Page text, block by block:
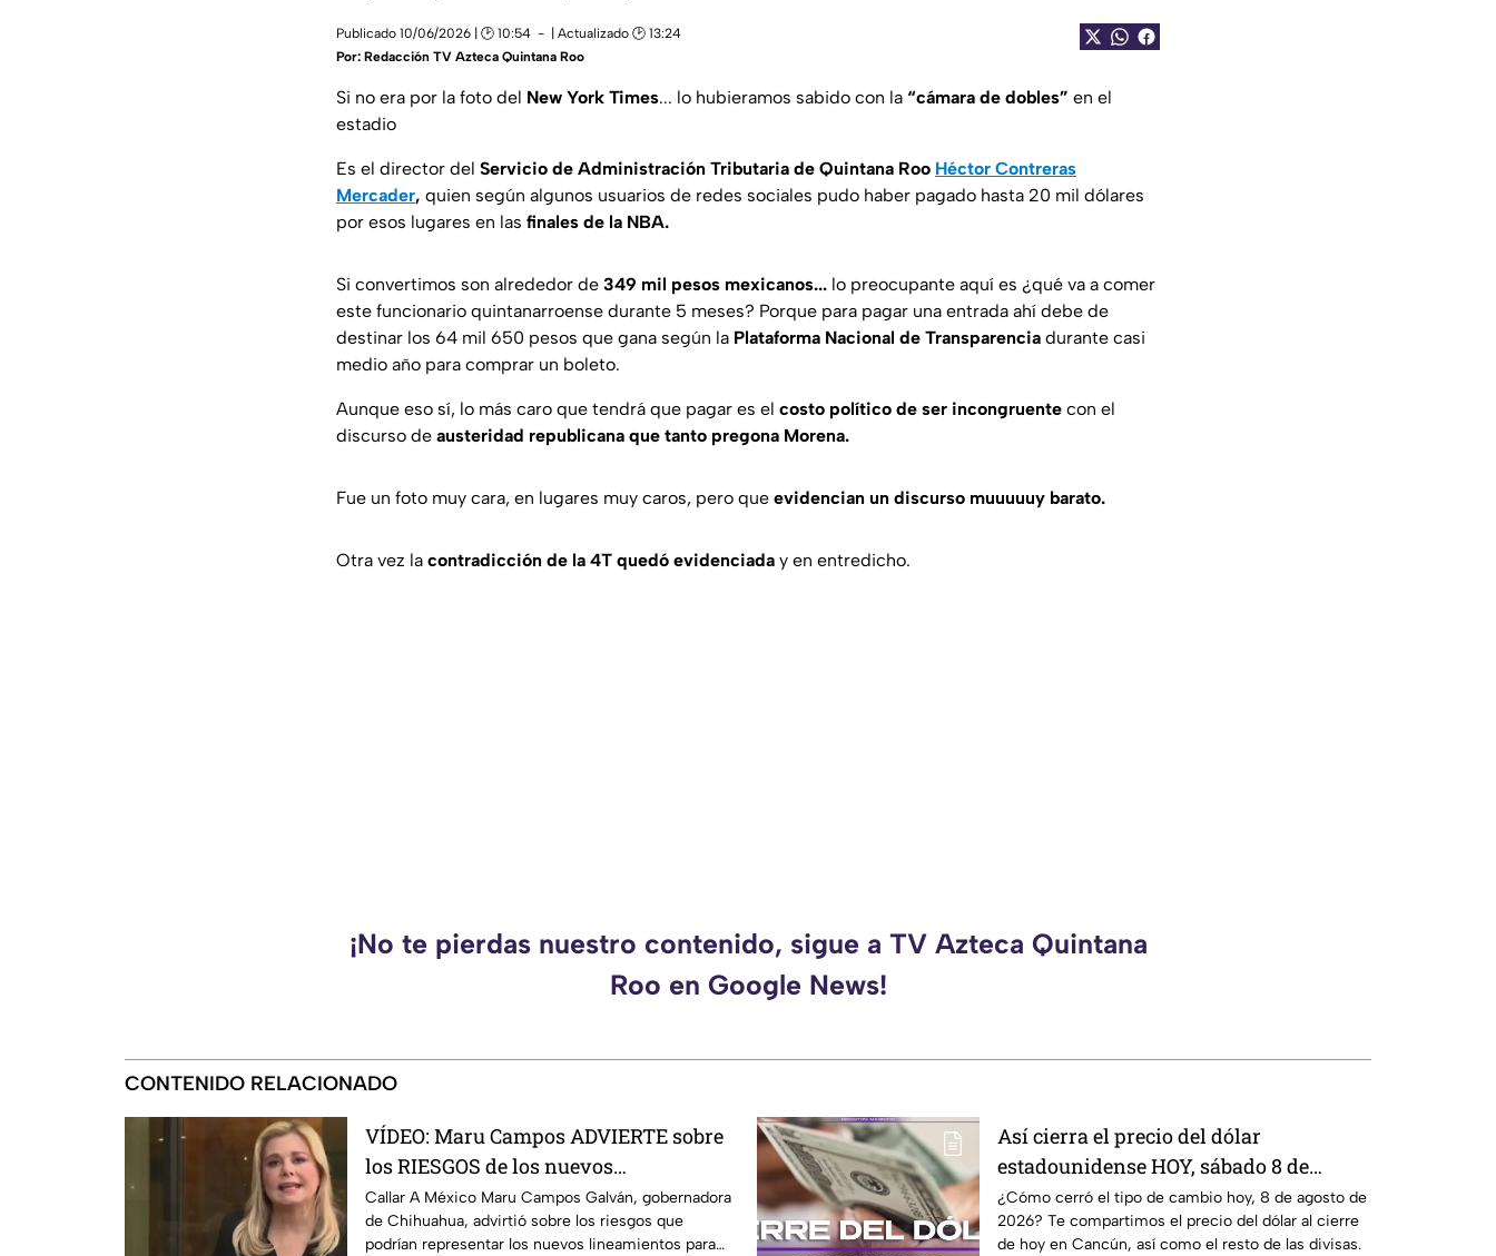
Publicado 10/06/2026 | 🕑 10:54
| Actualizado 🕑 13:24
Por: Redacción TV Azteca Quintana Roo
Si no era por la foto del New York Times... lo hubieramos sabido con la “cámara de dobles” en el
estadio
Es el director del Servicio de Administración Tributaria de Quintana Roo Héctor Contreras
Mercader, quien según algunos usuarios de redes sociales pudo haber pagado hasta 20 mil dólares
por esos lugares en las finales de la NBA.
Si convertimos son alrededor de 349 mil pesos mexicanos... lo preocupante aquí es ¿qué va a comer
este funcionario quintanarroense durante 5 meses? Porque para pagar una entrada ahí debe de
destinar los 64 mil 650 pesos que gana según la Plataforma Nacional de Transparencia durante casi
medio año para comprar un boleto.
Aunque eso sí, lo más caro que tendrá que pagar es el costo político de ser incongruente con el
discurso de austeridad republicana que tanto pregona Morena.
Fue un foto muy cara, en lugares muy caros, pero que evidencian un discurso muuuuuy barato.
Otra vez la contradicción de la 4T quedó evidenciada y en entredicho.
¡No te pierdas nuestro contenido, sigue a TV Azteca Quintana
Roo en Google News!
CONTENIDO RELACIONADO
VÍDEO: Maru Campos ADVIERTE sobre
los RIESGOS de los nuevos
lineamientos propuestos por el
Gobierno
Callar A México Maru Campos Galván, gobernadora
de Chihuahua, advirtió sobre los riesgos que
podrían representar los nuevos lineamientos para
Así cierra el precio del dólar
estadounidense HOY, sábado 8 de
agosto de 2026, en Cancún
¿Cómo cerró el tipo de cambio hoy, 8 de agosto de
2026? Te compartimos el precio del dólar al cierre
de hoy en Cancún, así como el resto de las divisas.